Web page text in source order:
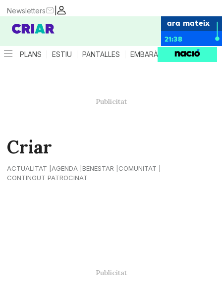
|
Newsletters
ara mateix
21:38
PLANS ESTIU PANTALLES EMBARÀS CRIANÇA
Criar
ACTUALITAT AGENDA BENESTAR
COMUNITAT
CONTINGUT PATROCINAT